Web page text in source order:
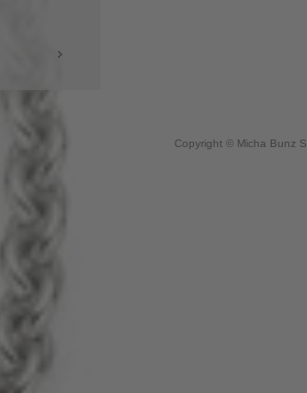
Copyright © Micha Bunz